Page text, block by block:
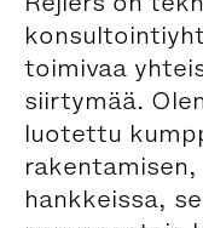
toimivaa
siirtymää.
luotettu
hankkeissa,